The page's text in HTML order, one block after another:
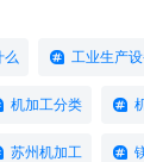
么 工业生产
机加工分类
苏州机加工